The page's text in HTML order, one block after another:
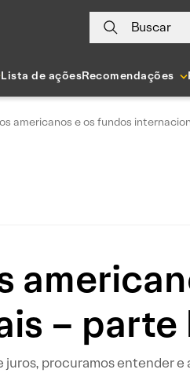
Buscar
Lista de açõesRecomendações
americanos e os fundos
– parte
procuramos entender